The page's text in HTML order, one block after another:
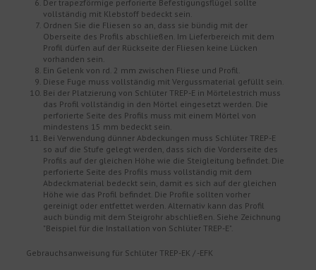
Der trapezförmige perforierte Befestigungsflügel sollte
vollständig mit Klebstoff bedeckt sein.
Ordnen Sie die Fliesen so an, dass sie bündig mit der
Oberseite des Profils abschließen. Im Lieferbereich mit dem
Profil dürfen auf der Rückseite der Fliesen keine Lücken
vorhanden sein.
Ein Gelenk von rd. 2 mm zwischen Fliese und Profil.
Diese Fuge muss vollständig mit Vergussmaterial gefüllt sein.
Bei der Platzierung von Schlüter TREP-E in Mörtelestrich muss
das Profil vollständig in den Mörtel eingesetzt werden. Die
perforierte Seite des Profils muss mit einem Mörtel von
mindestens 15 mm bedeckt sein.
Bei Verwendung dünner Abdeckungen muss Schlüter TREP-E
so auf die Stufe gelegt werden, dass sich die Vorderseite des
Profils auf der gleichen Höhe wie die Steigleitung befindet. Die
perforierte Seite des Profils muss vollständig mit dem
Abdeckmaterial bedeckt sein, damit es sich auf der gleichen
Höhe wie das Profil befindet. Die Profile sollten vorher
gereinigt oder entfettet werden. Alternativ kann das Profil
auch bündig mit dem Steigrohr abschließen. Siehe Zeichnung
"Beispiel für die Installation von Schlüter TREP-E".
Gebrauchsanweisung für Schlüter TREP-EK / -EFK